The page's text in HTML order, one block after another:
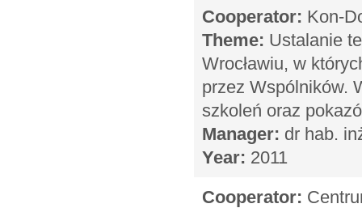
Cooperator: Kon-
Theme: Ustalanie
Wrocławiu, w
przez Wspólników.
szkoleń oraz
Manager: dr hab.
Year: 2011
Cooperator: